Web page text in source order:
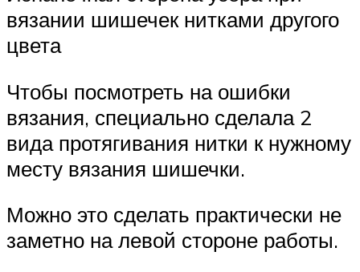
вязании шишечек нитками другого
цвета
Чтобы посмотреть на ошибки
вязания, специально сделала 2
вида протягивания нитки к нужному
месту вязания шишечки.
Можно это сделать практически не
заметно на левой стороне работы.